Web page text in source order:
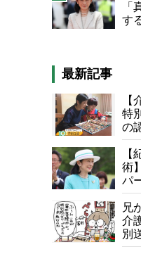
ち
る
「
す
最新記事
【
特
の
行
律
て
【
術
パ
ぐ
け
兄
介
別